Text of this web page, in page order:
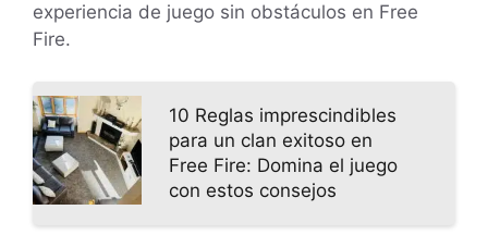
experiencia de juego sin obstáculos en Free
Fire.
10 Reglas imprescindibles
para un clan exitoso en
Free Fire: Domina el juego
con estos consejos